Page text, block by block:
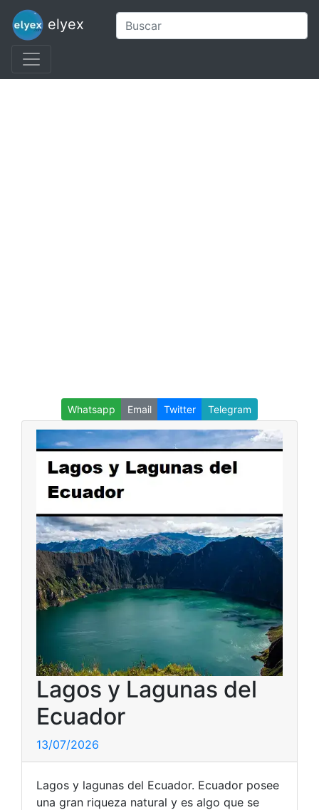
elyex
Whatsapp Email Twitter Telegram
Lagos y Lagunas del
Ecuador
13/07/2026
Lagos y lagunas del Ecuador. Ecuador posee
una gran riqueza natural y es algo que se